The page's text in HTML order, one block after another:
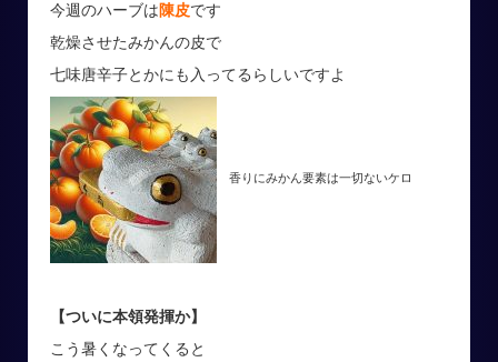
今週のハーブは 陳皮です
乾燥させたみかんの皮で
七味唐辛子とかにも入ってるらしいですよ
香りにみかん要素は一切ないケロ
【ついに本領発揮か】
こう暑くなってくると